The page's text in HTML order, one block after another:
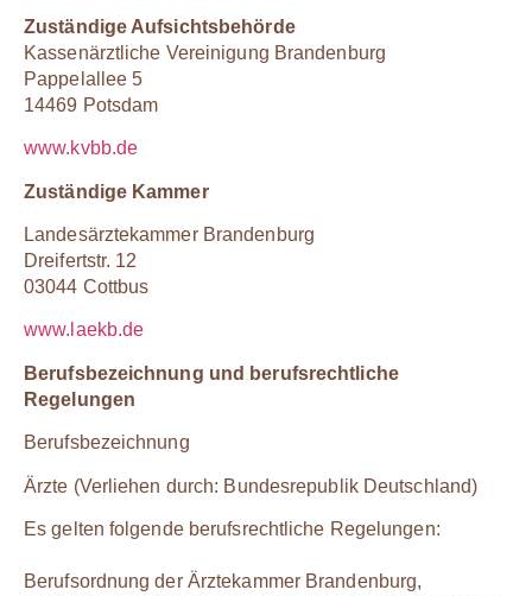
Zuständige Aufsichtsbehörde
Kassenärztliche Vereinigung Brandenburg
Pappelallee 5
14469 Potsdam
www.kvbb.de
Zuständige Kammer
Landesärztekammer Brandenburg
Dreifertstr. 12
03044 Cottbus
www.laekb.de
Berufsbezeichnung und berufsrechtliche
Regelungen
Berufsbezeichnung
Ärzte (Verliehen durch: Bundesrepublik Deutschland)
Es gelten folgende berufsrechtliche Regelungen:
Berufsordnung der Ärztekammer Brandenburg,